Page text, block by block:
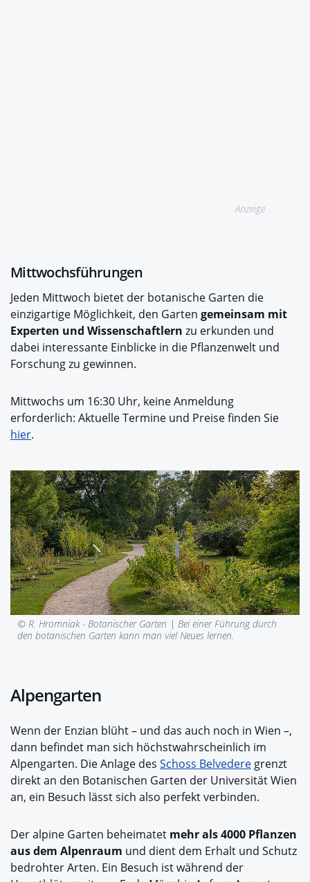
Anzeige
Mittwochsführungen
Jeden Mittwoch bietet der botanische Garten die
einzigartige Möglichkeit, den Garten gemeinsam mit
Experten und Wissenschaftlern zu erkunden und
dabei interessante Einblicke in die Pflanzenwelt und
Forschung zu gewinnen.
Mittwochs um 16:30 Uhr, keine Anmeldung
erforderlich: Aktuelle Termine und Preise finden Sie
hier.
© R. Hromniak - Botanischer Garten | Bei einer Führung durch
den botanischen Garten kann man viel Neues lernen.
Alpengarten
Wenn der Enzian blüht – und das auch noch in Wien –,
dann befindet man sich höchstwahrscheinlich im
Alpengarten. Die Anlage des Schoss Belvedere grenzt
direkt an den Botanischen Garten der Universität Wien
an, ein Besuch lässt sich also perfekt verbinden.
Der alpine Garten beheimatet mehr als 4000 Pflanzen
aus dem Alpenraum und dient dem Erhalt und Schutz
bedrohter Arten. Ein Besuch ist während der